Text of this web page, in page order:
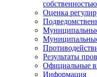
собственностью
Оценка
Результаты
Официальные
Информация